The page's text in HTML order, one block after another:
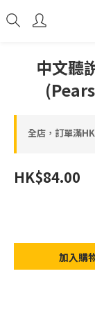
中文聽
全店，訂單滿
HK$84.00
加入購